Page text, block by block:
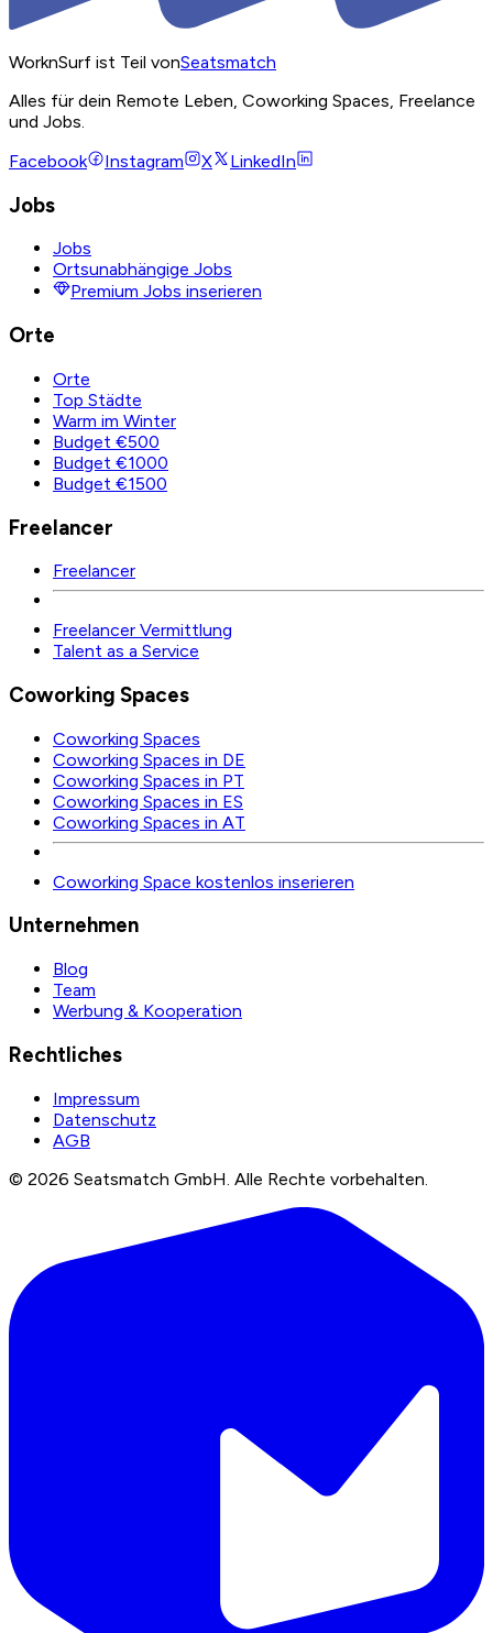
WorknSurf ist Teil vonSeatsmatch
Alles für dein Remote Leben, Coworking Spaces, Freelance
und Jobs.
Facebook
Instagram X LinkedIn
Jobs
Jobs
Ortsunabhängige Jobs
Premium Jobs inserieren
Orte
Orte
Top Städte
Warm im Winter
Budget €500
Budget €1000
Budget €1500
Freelancer
Freelancer
Freelancer Vermittlung
Talent as a Service
Coworking Spaces
Coworking Spaces
Coworking Spaces in DE
Coworking Spaces in PT
Coworking Spaces in ES
Coworking Spaces in AT
Coworking Space kostenlos inserieren
Unternehmen
Blog
Team
Werbung & Kooperation
Rechtliches
Impressum
Datenschutz
AGB
© 2026 Seatsmatch GmbH. Alle Rechte vorbehalten.